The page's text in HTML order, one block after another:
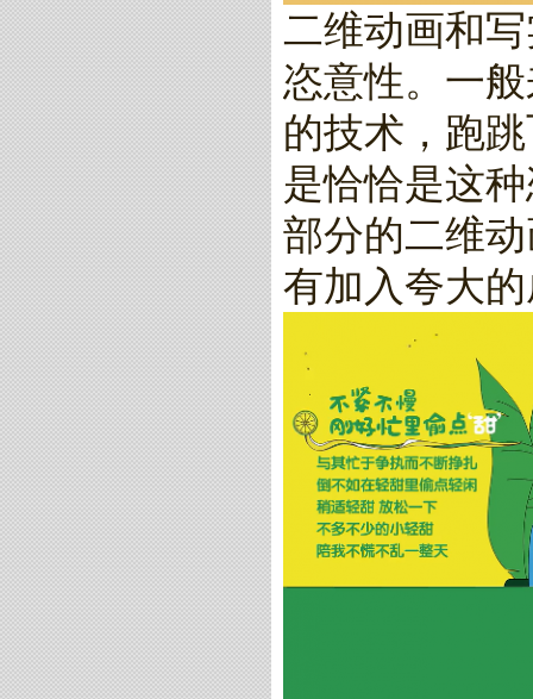
二维动画和
恣意性。一
的技术，跑
是恰恰是这
部分的二维
有加入夸大